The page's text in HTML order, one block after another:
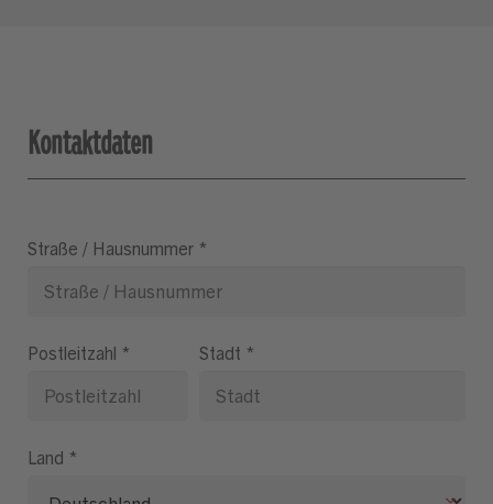
Kontaktdaten
Straße / Hausnummer *
Postleitzahl * Stadt *
Land *